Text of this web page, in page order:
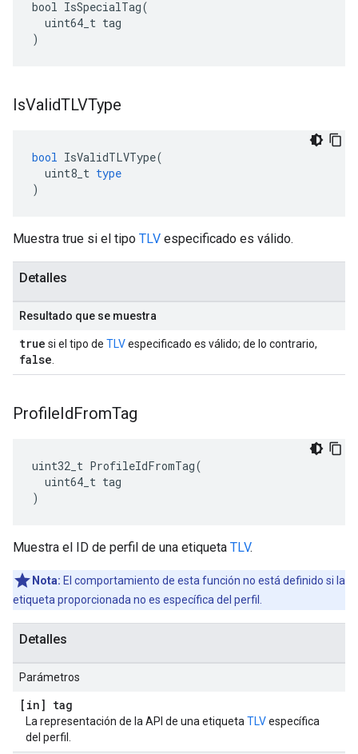
bool IsSpecialTag(
  uint64_t tag
)
IsValidTLVType
bool IsValidTLVType(
uint8_t type
)
Muestra true si el tipo TLV especificado es válido.
Detalles
Resultado que se muestra
true si el tipo de TLVespecificado es válido; de lo contrario,
false
ProfileIdFromTag
uint32_t ProfileIdFromTag(
  uint64_t tag
)
Muestra el ID de perfil de una etiqueta TLV.
Nota: El comportamiento de esta función no está definido si la
etiqueta proporcionada no es específica del perfil.
Detalles
Parámetros
[in] tag
La representación de la API de una etiqueta TLVespecífica
del perfil.